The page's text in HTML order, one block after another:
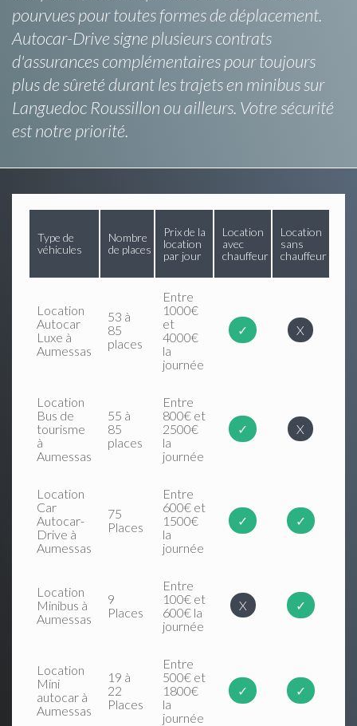
pourvues pour toutes formes de déplacement.
Autocar-Drive signe plusieurs contrats
d'assurances complémentaires pour toujours
plus de sûreté durant les trajets en minibus sur
Languedoc Roussillon ou ailleurs. Votre sécurité
est notre priorité.
Type de
véhicules
Nombre
de places
Prix de la
location
par jour
Location
avec
chauffeur
Location
sans
chauffeur
Location
Autocar
Luxe à
Aumessas
53 à
85
places
Entre
1000€
et
4000€
la
journée
✓ X
Location
Bus de
tourisme
à
Aumessas
55 à
85
places
Entre
800€ et
2500€
la
journée
✓ X
Location
Car
Autocar-
Drive à
Aumessas
75
Places
Entre
600€ et
1500€
la
journée
✓ ✓
Location
Minibus à
Aumessas
9
Places
Entre
100€ et
600€ la
journée
X ✓
Location
Mini
autocar à
Aumessas
19 à
22
Places
Entre
500€ et
1800€
la
journée
✓ ✓